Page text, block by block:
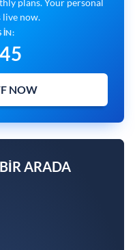
plans. Your personal
now.
IN:
43
NOW
ARADA